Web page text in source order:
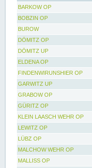
BARKOW OP
BOBZIN OP
BUROW
DÖMITZ OP
DÖMITZ UP
ELDENA OP
FINDENWIRUNSHIER OP
GARWITZ UP
GRABOW OP
GÜRITZ OP
KLEIN LAASCH WEHR OP
LEWITZ OP
LÜBZ OP
MALCHOW WEHR OP
MALLISS OP